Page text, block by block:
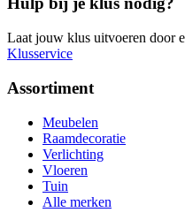
Laat jouw klus uitvoeren door
Klusservice
Assortiment
Meubelen
Raamdecoratie
Verlichting
Vloeren
Tuin
Alle merken